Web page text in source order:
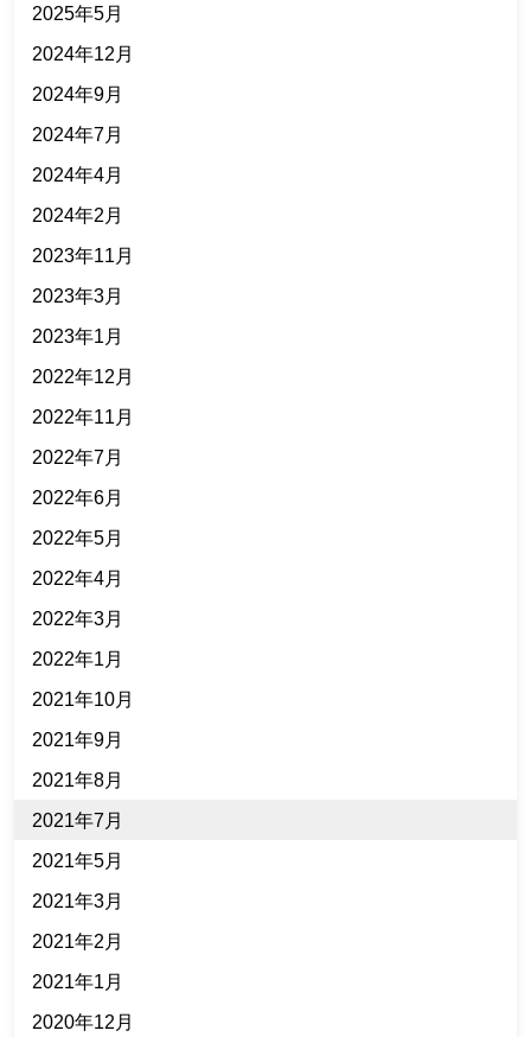
2025年5月
2024年12月
2024年9月
2024年7月
2024年4月
2024年2月
2023年11月
2023年3月
2023年1月
2022年12月
2022年11月
2022年7月
2022年6月
2022年5月
2022年4月
2022年3月
2022年1月
2021年10月
2021年9月
2021年8月
2021年7月
2021年5月
2021年3月
2021年2月
2021年1月
2020年12月